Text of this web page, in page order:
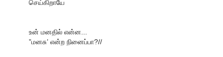
செய்கிறாயே
உன் மனதில் என்ன...
”மனசு’ என்ற நினைப்பா?//